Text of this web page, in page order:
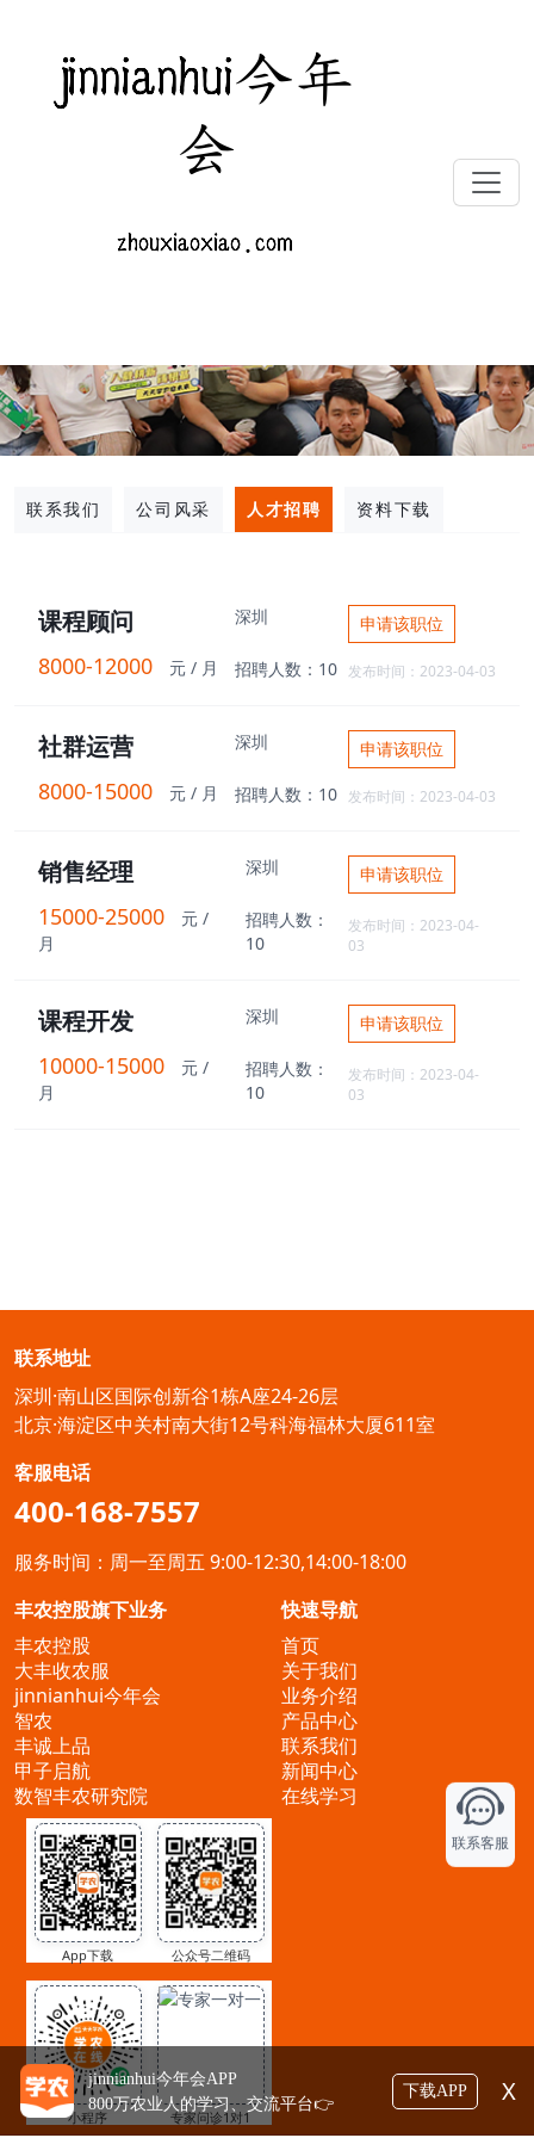
联系我们 公司风采 人才招聘 资料下载
课程顾问
8000-12000 元 / 月
深圳
招聘人数：10
申请该职位
发布时间：2023-04-03
社群运营
8000-15000 元 / 月
深圳
招聘人数：10
申请该职位
发布时间：2023-04-03
销售经理
15000-25000
元 /
月
深圳
招聘人数：
10
申请该职位
发布时间：2023-04-
03
课程开发
10000-15000
元 /
月
深圳
招聘人数：
10
申请该职位
发布时间：2023-04-
03
联系客服
联系地址
深圳·南山区国际创新谷1栋A座24-26层
北京·海淀区中关村南大街12号科海福林大厦611室
客服电话
400-168-7557
服务时间：周一至周五 9:00-12:30,14:00-18:00
丰农控股旗下业务
丰农控股
大丰收农服
jinnianhui今年会
智农
丰诚上品
甲子启航
数智丰农研究院
快速导航
首页
关于我们
业务介绍
产品中心
联系我们
新闻中心
在线学习
App下载 公众号二维码
小程序 专家问诊1对1
jinnianhui今年会APP
800万农业人的学习、交流平台👉
下载APP X